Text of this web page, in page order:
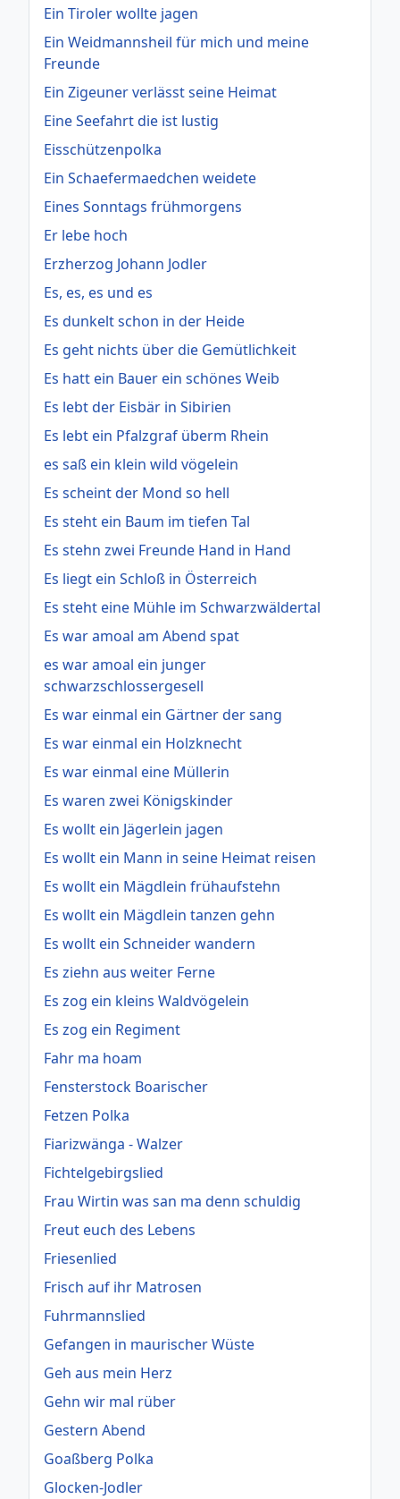
Ein Tiroler wollte jagen
Ein Weidmannsheil für mich und meine
Freunde
Ein Zigeuner verlässt seine Heimat
Eine Seefahrt die ist lustig
Eisschützenpolka
Ein Schaefermaedchen weidete
Eines Sonntags frühmorgens
Er lebe hoch
Erzherzog Johann Jodler
Es, es, es und es
Es dunkelt schon in der Heide
Es geht nichts über die Gemütlichkeit
Es hatt ein Bauer ein schönes Weib
Es lebt der Eisbär in Sibirien
Es lebt ein Pfalzgraf überm Rhein
es saß ein klein wild vögelein
Es scheint der Mond so hell
Es steht ein Baum im tiefen Tal
Es stehn zwei Freunde Hand in Hand
Es liegt ein Schloß in Österreich
Es steht eine Mühle im Schwarzwäldertal
Es war amoal am Abend spat
es war amoal ein junger
schwarzschlossergesell
Es war einmal ein Gärtner der sang
Es war einmal ein Holzknecht
Es war einmal eine Müllerin
Es waren zwei Königskinder
Es wollt ein Jägerlein jagen
Es wollt ein Mann in seine Heimat reisen
Es wollt ein Mägdlein frühaufstehn
Es wollt ein Mägdlein tanzen gehn
Es wollt ein Schneider wandern
Es ziehn aus weiter Ferne
Es zog ein kleins Waldvögelein
Es zog ein Regiment
Fahr ma hoam
Fensterstock Boarischer
Fetzen Polka
Fiarizwänga - Walzer
Fichtelgebirgslied
Frau Wirtin was san ma denn schuldig
Freut euch des Lebens
Friesenlied
Frisch auf ihr Matrosen
Fuhrmannslied
Gefangen in maurischer Wüste
Geh aus mein Herz
Gehn wir mal rüber
Gestern Abend
Goaßberg Polka
Glocken-Jodler